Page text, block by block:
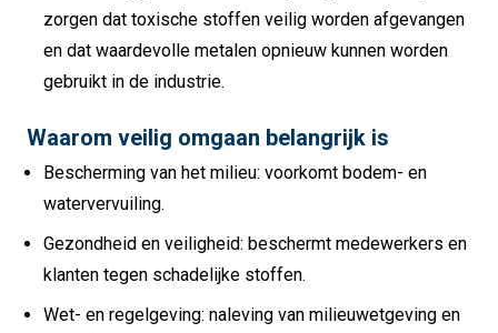
zorgen dat toxische stoffen veilig worden afgevangen
en dat waardevolle metalen opnieuw kunnen worden
gebruikt in de industrie.
Waarom veilig omgaan belangrijk is
Bescherming van het milieu: voorkomt bodem- en
watervervuiling.
Gezondheid en veiligheid: beschermt medewerkers en
klanten tegen schadelijke stoffen.
Wet- en regelgeving: naleving van milieuwetgeving en